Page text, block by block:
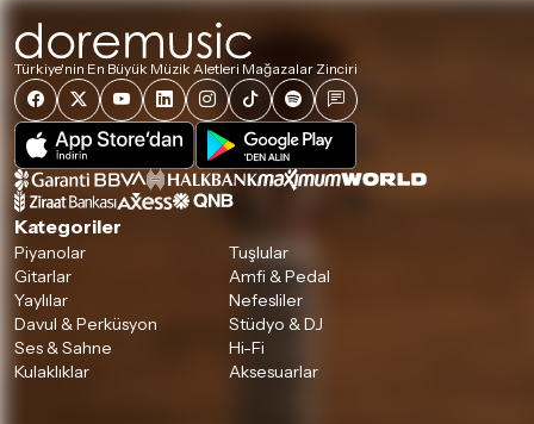
Türkiye'nin En Büyük Müzik Aletleri Mağazalar Zinciri
Kategoriler
Piyanolar
Tuşlular
Gitarlar
Amfi & Pedal
Yaylılar
Nefesliler
Davul & Perküsyon
Stüdyo & DJ
Ses & Sahne
Hi-Fi
Kulaklıklar
Aksesuarlar